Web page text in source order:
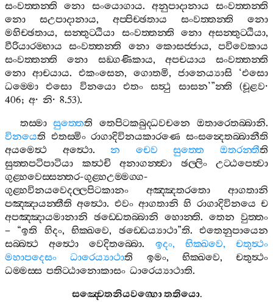
සංවත‍්තන‍්ති
නො සංයොගාය. අනුපාදානාය
සංවත‍්තන‍්ති
නො
සඋපාදානාය, අප‍්පිච‍්ඡතාය සංවත‍්තන‍්ති
නො
මහිච‍්ඡතාය,සන‍්තුට‍්ඨියා සංවත‍්තන‍්ති නො අසන‍්තුට‍්ඨියා,
වීරියාරම‍්භාය
සංවත‍්තන‍්ති නො කොසජ‍්ජාය, පවිවෙකාය
සංවත‍්තන‍්ති
නො සඞ‍්ගණිකාය, අපචයාය
සංවත‍්තන‍්ති
නො ආචයාය. එකංසෙන, ගොතමි, ජානෙය්‍යාසි ‘එසො
ධම‍්මො
එසො විනයො එතං සත්‍ථු සාසන’”න‍්ති (චූළව·
406; අ· නි· 8.53).
තස‍්මා සුත‍්තෙති තෙපිටකබුද‍්ධවචනෙ ඔතාරෙතබ‍්බානි.
විනයෙති එතස‍්මිං රාගාදිවිනයකාරණෙ සංසන්‍දෙතබ‍්බානීති
අයමෙත්‍ථ
අත්‍ථො.න චෙව සුත‍්තෙ ඔතරන‍්තීති
සුත‍්තපටිපාටියා
කත්‍ථචි අනාගන‍්ත්‍වා ඡල‍්ලිං
උට‍්ඨපෙත්‍වා
ගුළ‍්හවෙස‍්සන‍්තර-ගුළ‍්හඋම‍්මග‍්ග-
ගුළ‍්හවිනයවෙදල‍්ලපිටකානං
අඤ‍්ඤතරතො
ආගතානි
පඤ‍්ඤායන‍්තීති අත්‍ථො. එවං ආගතානි හි රාගාදිවිනයෙ ච
අපඤ‍්ඤායමානානි ඡඩ‍්ඩෙතබ‍්බානි හොන‍්ති. තෙන වුත‍්තං
– “ඉති හිදං,භික‍්ඛවෙ, ඡඩ‍්ඩෙය්‍යාථා”ති.එතෙනුපායෙන
සබ‍්බත්‍ථ
අත්‍ථො වෙදිතබ‍්බො. ඉදං, භික‍්ඛවෙ,චතුත්‍ථං
මහාපදෙසං
ධාරෙය්‍යාථාති ඉමං, භික‍්ඛවෙ, චතුත්‍ථං
ධම‍්මස‍්ස පතිට‍්ඨානොකාසං ධාරෙය්‍යාථාති.
සඤ‍්චෙතනියවග‍්ගොතතියො.